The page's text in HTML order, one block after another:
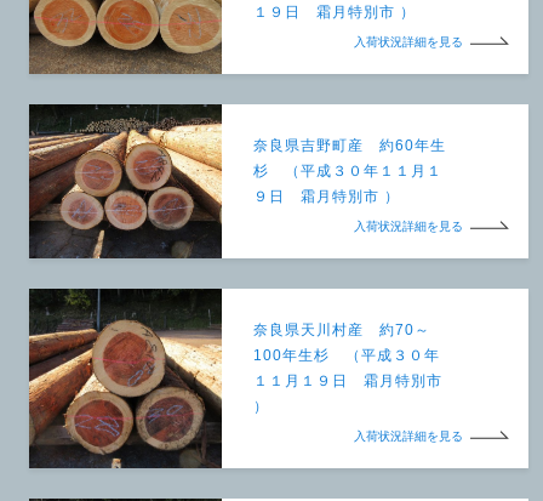
１９日 霜月特別市 ）
入荷状況詳細を見る
奈良県吉野町産 約60年生
杉 （平成３０年１１月１
９日 霜月特別市 ）
入荷状況詳細を見る
奈良県天川村産 約70～
100年生杉 （平成３０年
１１月１９日 霜月特別市
）
入荷状況詳細を見る